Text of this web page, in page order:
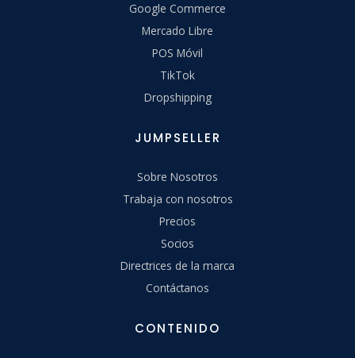
Google Commerce
Mercado Libre
POS Móvil
TikTok
Dropshipping
JUMPSELLER
Sobre Nosotros
Trabaja con nosotros
Precios
Socios
Directrices de la marca
Contáctanos
CONTENIDO